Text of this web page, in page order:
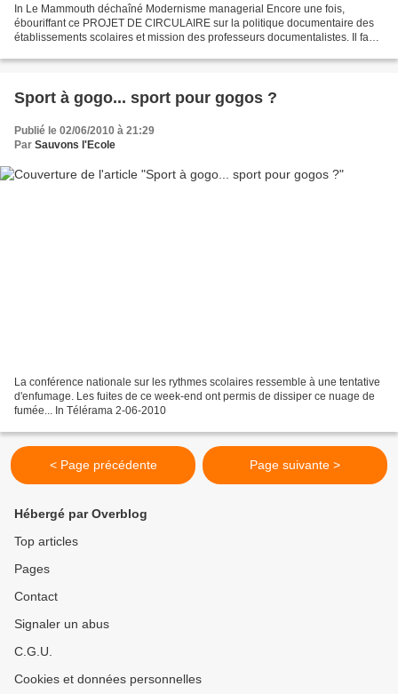
In Le Mammouth déchaîné Modernisme managerial Encore une fois,
ébouriffant ce PROJET DE CIRCULAIRE sur la politique documentaire des
établissements scolaires et mission des professeurs documentalistes. Il faut
Sport à gogo... sport pour gogos ?
Publié le 02/06/2010 à 21:29
Par Sauvons l'Ecole
La conférence nationale sur les rythmes scolaires ressemble à une tentative
d'enfumage. Les fuites de ce week-end ont permis de dissiper ce nuage de
fumée... In Télérama 2-06-2010
< Page précédente Page suivante >
Hébergé par Overblog
Top articles
Pages
Contact
Signaler un abus
C.G.U.
Cookies et données personnelles